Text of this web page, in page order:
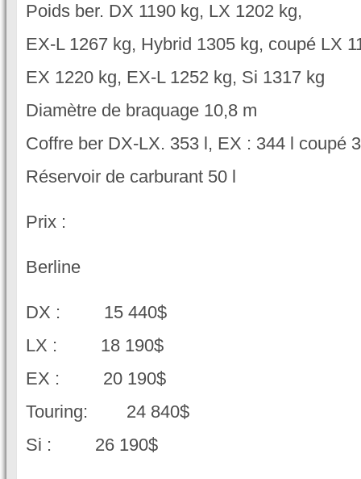
Poids ber. DX 1190 kg, LX 1202 kg,
EX-L 1267 kg, Hybrid 1305 kg, coupé LX
EX 1220 kg, EX-L 1252 kg, Si 1317 kg
Diamètre de braquage 10,8 m
Coffre ber DX-LX. 353 l, EX : 344 l coupé
Réservoir de carburant 50 l
Prix :
Berline
DX : 15 440$
LX : 18 190$
EX : 20 190$
Touring: 24 840$
Si : 26 190$